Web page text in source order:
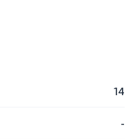
14
-